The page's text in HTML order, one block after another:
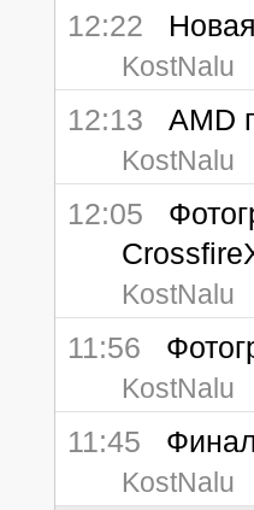
12:22 Новая
KostNalu
12:13 AMD
KostNalu
12:05
KostNalu
11:56
KostNalu
11:45
KostNalu